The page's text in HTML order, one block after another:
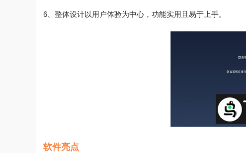
6、整体设计以用户体验为中心，功能实用且易于上手。
软件亮点